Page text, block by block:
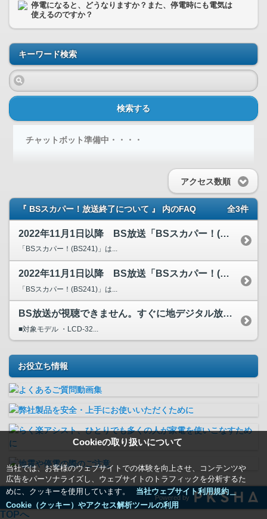
Cookieの取り扱いについて
当社では、お客様のウェブサイトでの体験を向上させ、コンテンツや
広告をパーソナライズし、ウェブサイトのトラフィックを分析するた
めに、クッキーを使用しています。
当社ウェブサイト利用規約＿
Cookie（クッキー）やアクセス解析ツールの利用
停電になると、どうなりますか？また、停電時にも電気は
使えるのですか？
キーワード検索
検索する
チャットボット準備中・・・・
アクセス数順
『 BSスカパー！放送終了について 』 内のFAQ 全3件
2022年11月1日以降 BS放送「BSスカパー！(BS2...
「BSスカパー！(BS241)」は...
2022年11月1日以降 BS放送「BSスカパー！(BS2...
「BSスカパー！(BS241)」は...
BS放送が視聴できません。すぐに地デジタル放送/CS放送に...
■対象モデル ・LCD-32...
お役立ち情報
Powered by
TOPへ